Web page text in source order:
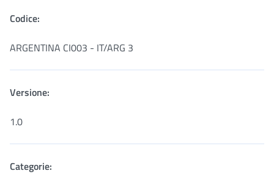
Codice:
ARGENTINA CI003 - IT/ARG 3
Versione:
1.0
Categorie: